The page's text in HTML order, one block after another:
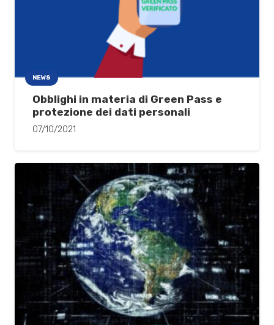
NEWS
Obblighi in materia di Green Pass e
protezione dei dati personali
07/10/2021